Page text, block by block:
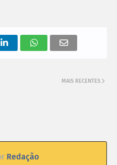
MAIS RECENTES
Redação